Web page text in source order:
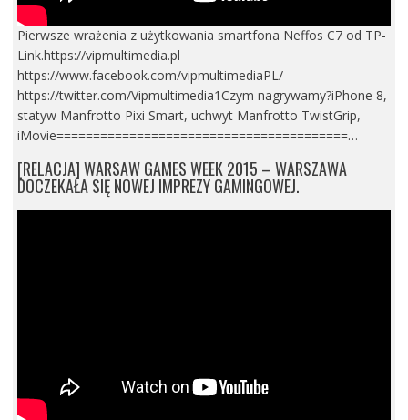
Pierwsze wrażenia z użytkowania smartfona Neffos C7 od TP-
Link.https://vipmultimedia.pl
https://www.facebook.com/vipmultimediaPL/
https://twitter.com/Vipmultimedia1Czym nagrywamy?iPhone 8,
statyw Manfrotto Pixi Smart, uchwyt Manfrotto TwistGrip,
iMovie========================================…
[RELACJA] WARSAW GAMES WEEK 2015 – WARSZAWA
DOCZEKAŁA SIĘ NOWEJ IMPREZY GAMINGOWEJ.